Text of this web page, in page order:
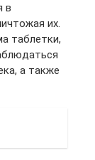
в
их.
таблетки,
а также